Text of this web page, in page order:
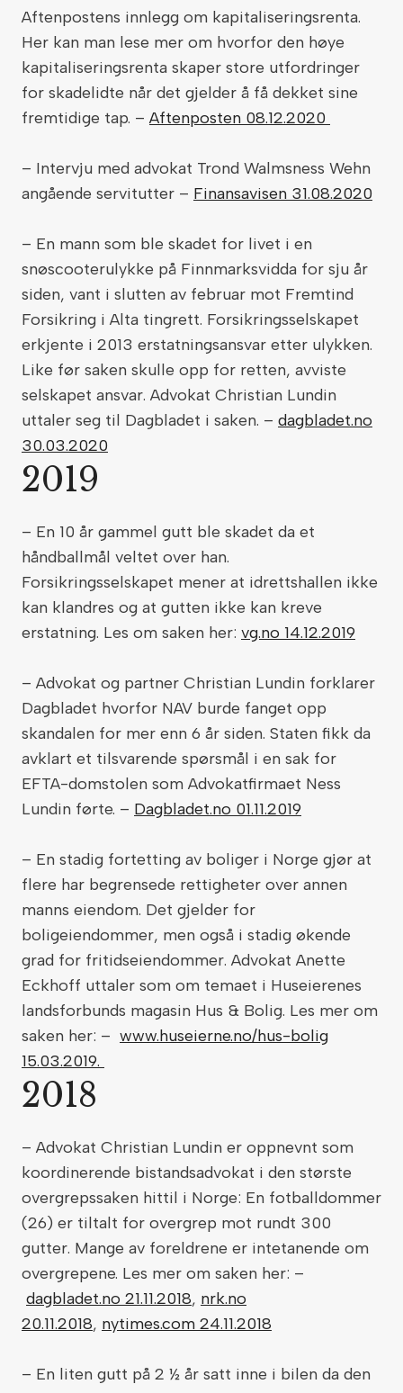
Aftenpostens innlegg om kapitaliseringsrenta.
Her kan man lese mer om hvorfor den høye
kapitaliseringsrenta skaper store utfordringer
for skadelidte når det gjelder å få dekket sine
fremtidige tap. – Aftenposten 08.12.2020
– Intervju med advokat Trond Walmsness Wehn
angående servitutter – Finansavisen 31.08.2020
– En mann som ble skadet for livet i en
snøscooterulykke på Finnmarksvidda for sju år
siden, vant i slutten av februar mot Fremtind
Forsikring i Alta tingrett. Forsikringsselskapet
erkjente i 2013 erstatningsansvar etter ulykken.
Like før saken skulle opp for retten, avviste
selskapet ansvar. Advokat Christian Lundin
uttaler seg til Dagbladet i saken. – dagbladet.no
30.03.2020
2019
– En 10 år gammel gutt ble skadet da et
håndballmål veltet over han.
Forsikringsselskapet mener at idrettshallen ikke
kan klandres og at gutten ikke kan kreve
erstatning. Les om saken her: vg.no 14.12.2019
– Advokat og partner Christian Lundin forklarer
Dagbladet hvorfor NAV burde fanget opp
skandalen for mer enn 6 år siden. Staten fikk da
avklart et tilsvarende spørsmål i en sak for
EFTA-domstolen som Advokatfirmaet Ness
Lundin førte. – Dagbladet.no 01.11.2019
– En stadig fortetting av boliger i Norge gjør at
flere har begrensede rettigheter over annen
manns eiendom. Det gjelder for
boligeiendommer, men også i stadig økende
grad for fritidseiendommer. Advokat Anette
Eckhoff uttaler som om temaet i Huseierenes
landsforbunds magasin Hus & Bolig. Les mer om
saken her: – www.huseierne.no/hus-bolig
15.03.2019.
2018
– Advokat Christian Lundin er oppnevnt som
koordinerende bistandsadvokat i den største
overgrepssaken hittil i Norge: En fotballdommer
(26) er tiltalt for overgrep mot rundt 300
gutter. Mange av foreldrene er intetanende om
overgrepene. Les mer om saken her: –
dagbladet.no 21.11.2018, nrk.no
20.11.2018, nytimes.com 24.11.2018
– En liten gutt på 2 ½ år satt inne i bilen da den